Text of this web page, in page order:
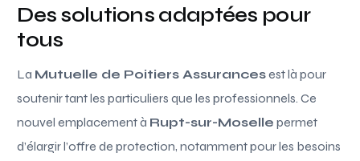
Des solutions adaptées pour
tous
La Mutuelle de Poitiers Assurancesest là pour
soutenir tant les particuliers que les professionnels. Ce
nouvel emplacement à Rupt-sur-Moselle permet
d’élargir l’offre de protection, notamment pour les besoins